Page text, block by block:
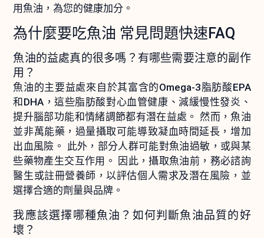
用魚油，為您的健康加分。
為什麼要吃魚油 常見問題快速FAQ
魚油的益處真的很多嗎？有哪些需要注意的副作
用？
魚油的主要益處來自於其富含的Omega-3脂肪酸EPA
和DHA，這些脂肪酸對心血管健康、減緩慢性發炎、
提升腦部功能和情緒調節都有潛在益處。 然而，魚油
並非萬能藥，過量攝取可能導致凝血時間延長，增加
出血風險。 此外，部分人群可能對魚油過敏，或與某
些藥物產生交互作用。 因此，攝取魚油前，務必諮詢
醫生或註冊營養師，以評估個人需求及潛在風險，並
選擇合適的劑量與品牌。
我應該選擇哪種魚油？如何判斷魚油品質的好
壞？